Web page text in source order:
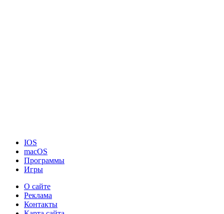
IOS
macOS
Программы
Игры
О сайте
Реклама
Контакты